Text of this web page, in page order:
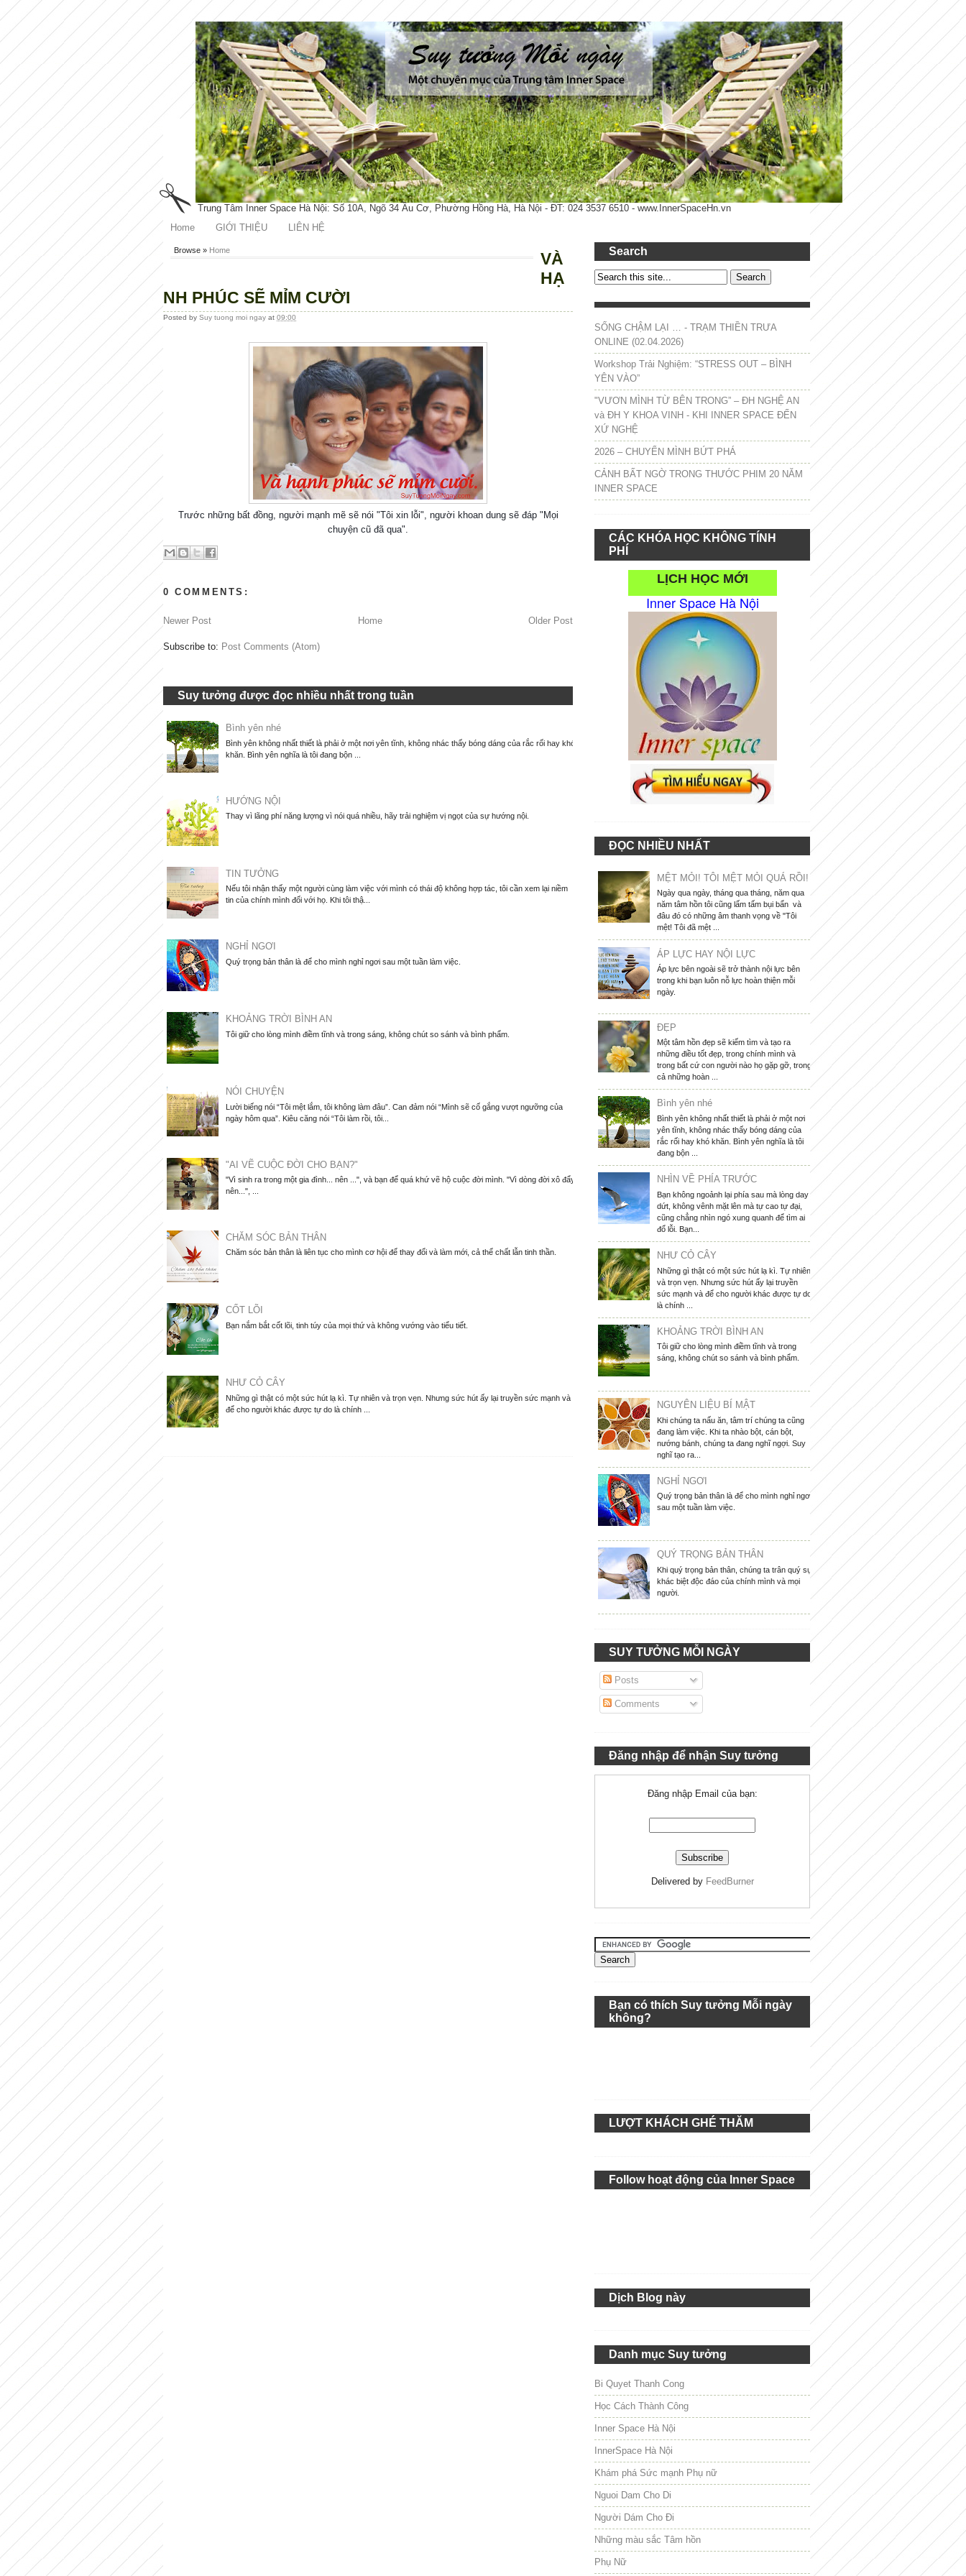
Trung Tâm Inner Space Hà Nội: Số 10A, Ngõ 34 Âu Cơ, Phường Hồng Hà, Hà Nội - ĐT: 024 3537 6510 - www.InnerSpaceHn.vn
Home
GIỚI THIỆU LIÊN HỆ
Browse » Home
VÀ
HẠ
NH PHÚC SẼ MỈM CƯỜI
Posted by Suy tuong moi ngay at 09:00
Trước những bất đồng, người mạnh mẽ sẽ nói "Tôi xin lỗi", người khoan dung sẽ đáp "Mọi
chuyện cũ đã qua".
0 COMMENTS:
Newer Post Older Post
Home
Subscribe to: Post Comments (Atom)
Suy tưởng được đọc nhiều nhất trong tuần
Bình yên nhé
Bình yên không nhất thiết là phải ở một nơi yên tĩnh, không nhác thấy bóng dáng của rắc rối hay khó
khăn. Bình yên nghĩa là tôi đang bộn ...
HƯỚNG NỘI
Thay vì lãng phí năng lượng vì nói quá nhiều, hãy trải nghiệm vị ngọt của sự hướng nội.
TIN TƯỞNG
Nếu tôi nhận thấy một người cùng làm việc với mình có thái độ không hợp tác, tôi cần xem lại niềm
tin của chính mình đối với họ. Khi tôi thậ...
NGHỈ NGƠI
Quý trọng bản thân là để cho mình nghỉ ngơi sau một tuần làm việc.
KHOẢNG TRỜI BÌNH AN
Tôi giữ cho lòng mình điềm tĩnh và trong sáng, không chút so sánh và bình phẩm.
NÓI CHUYỆN
Lười biếng nói “Tôi mệt lắm, tôi không làm đâu”. Can đảm nói “Mình sẽ cố gắng vượt ngưỡng của
ngày hôm qua”. Kiêu căng nói “Tôi làm rồi, tôi...
"AI VẼ CUỘC ĐỜI CHO BẠN?"
"Vì sinh ra trong một gia đình... nên ...", và bạn để quá khứ vẽ hộ cuộc đời mình. "Vì dòng đời xô đẩy
nên...", ...
CHĂM SÓC BẢN THÂN
Chăm sóc bản thân là liên tục cho mình cơ hội để thay đổi và làm mới, cả thể chất lẫn tinh thần.
CỐT LÕI
Bạn nắm bắt cốt lõi, tinh túy của mọi thứ và không vướng vào tiểu tiết.
NHƯ CỎ CÂY
Những gì thật có một sức hút lạ kì. Tự nhiên và trọn vẹn. Nhưng sức hút ấy lại truyền sức mạnh và
để cho người khác được tự do là chính ...
Search
SỐNG CHẬM LẠI … - TRẠM THIỀN TRƯA
ONLINE (02.04.2026)
Workshop Trải Nghiệm: “STRESS OUT – BÌNH
YÊN VÀO”
"VƯƠN MÌNH TỪ BÊN TRONG” – ĐH NGHỆ AN
và ĐH Y KHOA VINH - KHI INNER SPACE ĐẾN
XỨ NGHỆ
2026 – CHUYỂN MÌNH BỨT PHÁ
CẢNH BẤT NGỜ TRONG THƯỚC PHIM 20 NĂM
INNER SPACE
CÁC KHÓA HỌC KHÔNG TÍNH
PHÍ
LỊCH HỌC MỚI
Inner Space Hà Nội
ĐỌC NHIỀU NHẤT
MỆT MỎI! TÔI MỆT MỎI QUÁ RỒI!
Ngày qua ngày, tháng qua tháng, năm qua
năm tâm hồn tôi cũng lấm tấm bụi bẩn và
đâu đó có những âm thanh vọng về "Tôi
mệt! Tôi đã mệt ...
ÁP LỰC HAY NỘI LỰC
Áp lực bên ngoài sẽ trở thành nội lực bên
trong khi bạn luôn nỗ lực hoàn thiện mỗi
ngày.
ĐẸP
Một tâm hồn đẹp sẽ kiếm tìm và tạo ra
những điều tốt đẹp, trong chính mình và
trong bất cứ con người nào họ gặp gỡ, trong
cả những hoàn ...
Bình yên nhé
Bình yên không nhất thiết là phải ở một nơi
yên tĩnh, không nhác thấy bóng dáng của
rắc rối hay khó khăn. Bình yên nghĩa là tôi
đang bộn ...
NHÌN VỀ PHÍA TRƯỚC
Bạn không ngoảnh lại phía sau mà lòng day
dứt, không vênh mặt lên mà tự cao tự đại,
cũng chẳng nhìn ngó xung quanh để tìm ai
đổ lỗi. Bạn...
NHƯ CỎ CÂY
Những gì thật có một sức hút lạ kì. Tự nhiên
và trọn vẹn. Nhưng sức hút ấy lại truyền
sức mạnh và để cho người khác được tự do
là chính ...
KHOẢNG TRỜI BÌNH AN
Tôi giữ cho lòng mình điềm tĩnh và trong
sáng, không chút so sánh và bình phẩm.
NGUYÊN LIỆU BÍ MẬT
Khi chúng ta nấu ăn, tâm trí chúng ta cũng
đang làm việc. Khi ta nhào bột, cán bột,
nướng bánh, chúng ta đang nghĩ ngợi. Suy
nghĩ tạo ra...
NGHỈ NGƠI
Quý trọng bản thân là để cho mình nghỉ ngơi
sau một tuần làm việc.
QUÝ TRỌNG BẢN THÂN
Khi quý trọng bản thân, chúng ta trân quý sự
khác biệt độc đáo của chính mình và mọi
người.
SUY TƯỞNG MỖI NGÀY
Posts
Comments
Đăng nhập để nhận Suy tưởng
Đăng nhập Email của bạn:
Delivered by FeedBurner
Bạn có thích Suy tưởng Mỗi ngày
không?
LƯỢT KHÁCH GHÉ THĂM
Follow hoạt động của Inner Space
Dịch Blog này
Danh mục Suy tưởng
Bi Quyet Thanh Cong
Học Cách Thành Công
Inner Space Hà Nội
InnerSpace Hà Nội
Khám phá Sức mạnh Phụ nữ
Nguoi Dam Cho Di
Người Dám Cho Đi
Những màu sắc Tâm hồn
Phụ Nữ